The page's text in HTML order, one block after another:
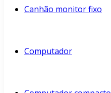
Canhão monitor fixo
Computador